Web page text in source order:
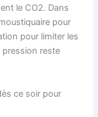
le CO2. Dans
pour
pour limiter les
pression reste
ce soir pour